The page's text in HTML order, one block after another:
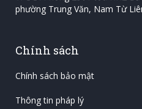
phường Trung Văn, Nam Từ
Chính sách
Chính sách bảo mật
Thông tin pháp lý